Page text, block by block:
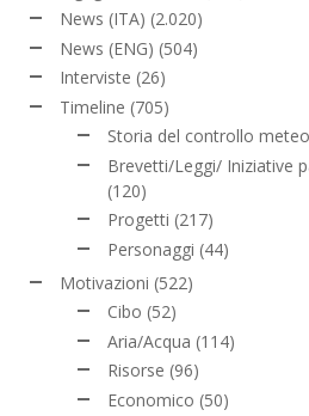
News (ITA) (2.020)
News (ENG) (504)
Interviste (26)
Timeline (705)
Storia del controllo
Brevetti/Leggi/ Iniziative
(120)
Progetti (217)
Personaggi (44)
Motivazioni (522)
Cibo (52)
Aria/Acqua (114)
Risorse (96)
Economico (50)